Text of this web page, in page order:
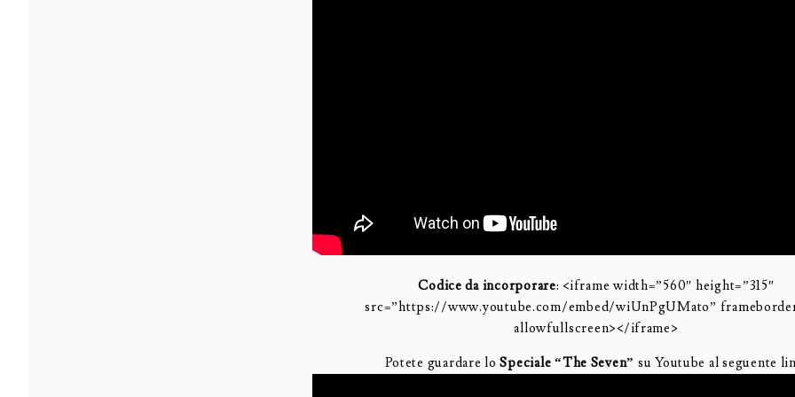
Codice da incorporare: <iframe width=”560″ height=”315″
src=”https://www.youtube.com/embed/wiUnPgUMato”
allowfullscreen></iframe>
Potete guardare loSpeciale “The Seven” su Youtube al seguente